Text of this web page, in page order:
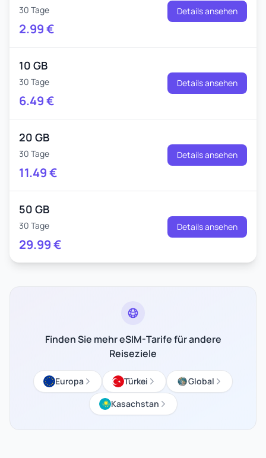
30 Tage
2.99€
Details ansehen
10 GB
30 Tage
6.49€
Details ansehen
20 GB
30 Tage
11.49€
Details ansehen
50 GB
30 Tage
29.99€
Details ansehen
Finden Sie mehr eSIM-Tarife für andere
Reiseziele
Europa Türkei
Global
Kasachstan